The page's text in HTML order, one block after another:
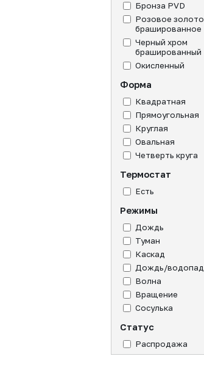
Бронза PVD
Розовое золото
брашированное
Черный хром
брашированный
Окисленный
Форма
Квадратная
Прямоугольная
Круглая
Овальная
Четверть круга
Термостат
Есть
Режимы
Дождь
Туман
Каскад
Дождь/водопад
Волна
Вращение
Сосулька
Статус
Распродажа